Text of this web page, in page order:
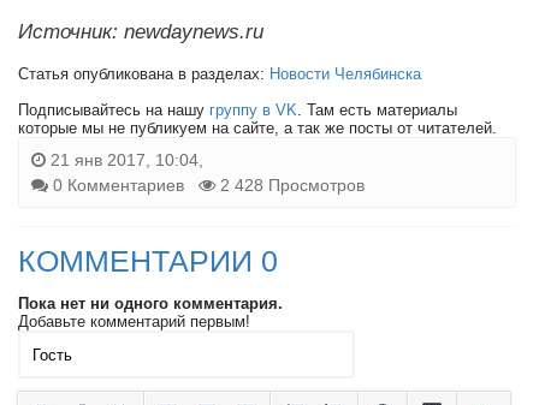
Источник: newdaynews.ru
Статья опубликована в разделах: Новости Челябинска
Подписывайтесь на нашу группу в VK. Там есть материалы
которые мы не публикуем на сайте, а так же посты от читателей.
21 янв 2017, 10:04,
0 Комментариев
2 428 Просмотров
КОММЕНТАРИИ 0
Пока нет ни одного комментария.
Добавьте комментарий первым!